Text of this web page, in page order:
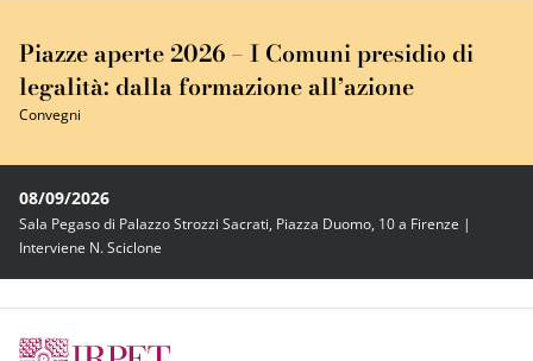
Piazze aperte 2026 – I Comuni presidio di
legalità: dalla formazione all’azione
Convegni
08/09/2026
Sala Pegaso di Palazzo Strozzi Sacrati, Piazza Duomo, 10 a Firenze |
Interviene N. Sciclone